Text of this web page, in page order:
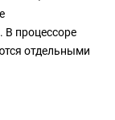
В процессоре
отдельными